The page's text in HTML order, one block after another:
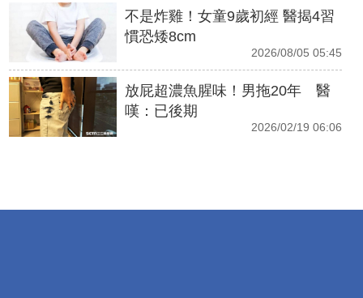
不是炸雞！女童9歲初經 醫揭4習
慣恐矮8cm
2026/08/05 05:45
放屁超濃魚腥味！男拖20年 醫
嘆：已後期
2026/02/19 06:06